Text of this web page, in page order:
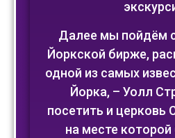
Далее мы пойдём
Йоркской бирже,
одной из самых
Йорка, – Уолл
посетить и церковь
на месте